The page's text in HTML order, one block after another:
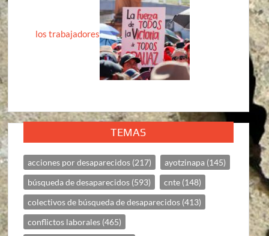
los trabajadores
TEMAS
acciones por desaparecidos (217) ayotzinapa (145)
búsqueda de desaparecidos (593) cnte (148)
colectivos de búsqueda de desaparecidos (413)
conflictos laborales (465)